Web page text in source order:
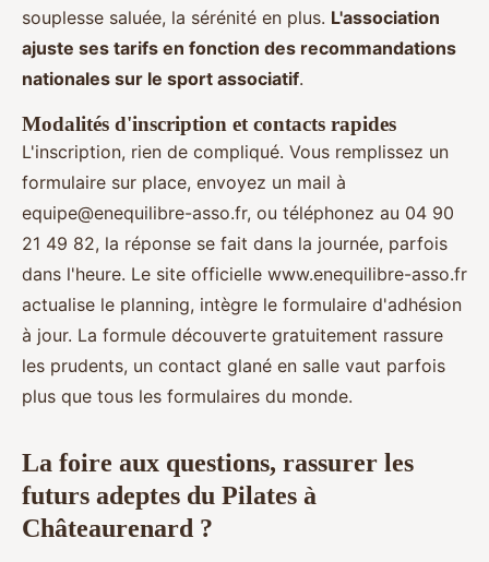
souplesse saluée, la sérénité en plus. L'association
ajuste ses tarifs en fonction des recommandations
nationales sur le sport associatif.
Modalités d'inscription et contacts rapides
L'inscription, rien de compliqué. Vous remplissez un
formulaire sur place, envoyez un mail à
equipe@enequilibre-asso.fr, ou téléphonez au 04 90
21 49 82, la réponse se fait dans la journée, parfois
dans l'heure. Le site officielle www.enequilibre-asso.fr
actualise le planning, intègre le formulaire d'adhésion
à jour. La formule découverte gratuitement rassure
les prudents, un contact glané en salle vaut parfois
plus que tous les formulaires du monde.
La foire aux questions, rassurer les
futurs adeptes du Pilates à
Châteaurenard ?